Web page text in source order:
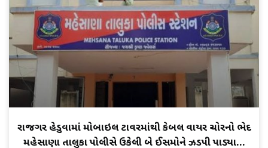
રાજગર હેડુવામાં મોબાઇલ ટાવરમાંથી કેબલ વાયર ચોરીનો ભેદ
મહેસાણા તાલુકા પોલીસે ઉકેલી બે ઈસમોને ઝડપી પાડ્યા…